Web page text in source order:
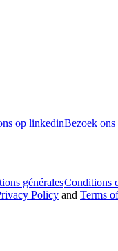
op linkedinBezoek
généralesConditions
Policy and Terms